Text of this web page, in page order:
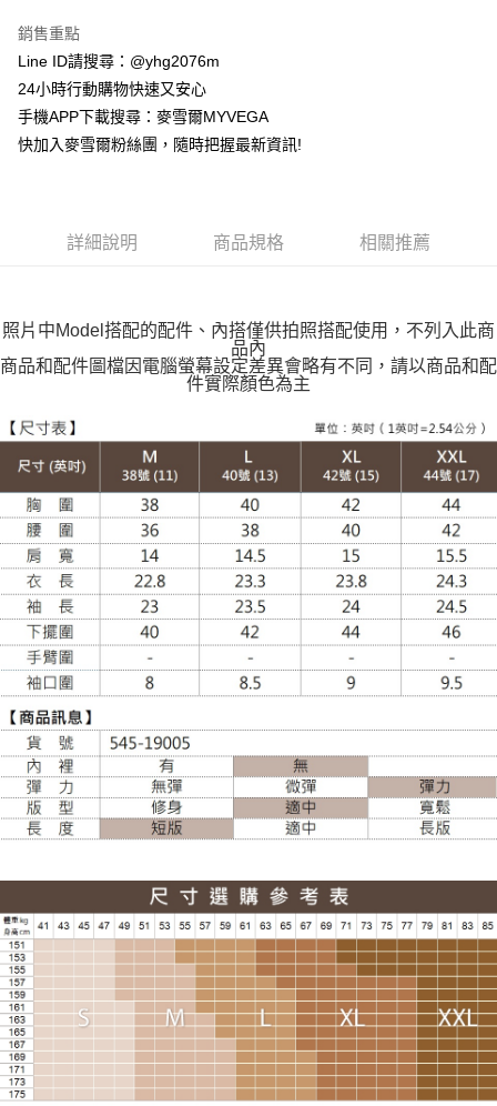
台灣樂天信用卡公司
貨到付款
運送方式
全家取貨付款
每筆NT$100，滿NT$599(含以上)免運費
每筆NT$100，滿NT$988(含以上)免運費
付款後萊爾富取貨
每筆NT$100，滿NT$988(含以上)免運費
7-11取貨付款
每筆NT$100，滿NT$988(含以上)免運費
付款後7-11取貨
每筆NT$100，滿NT$988(含以上)免運費
大嘴鳥宅配通
每筆NT$100，滿NT$988(含以上)免運費
貨到付款
每筆NT$120
銷售重點
Line ID請搜尋：@yhg2076m
24小時行動購物快速又安心
手機APP下載搜尋：麥雪爾MYVEGA
快加入麥雪爾粉絲團，隨時把握最新資訊!
詳細說明 商品規格 相關推薦
照片中Model搭配的配件、內搭僅供拍照搭配使用，不列入此商
品內
商品和配件圖檔因電腦螢幕設定差異會略有不同，請以商品和配
件實際顏色為主